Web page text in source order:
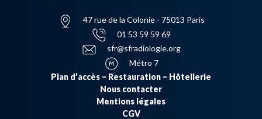
47 rue de la Colonie - 75013 Paris
01 53 59 59 69
sfr@sfradiologie.org
Métro 7
Plan d’accès – Restauration – Hôtellerie
Nous contacter
Mentions légales
CGV